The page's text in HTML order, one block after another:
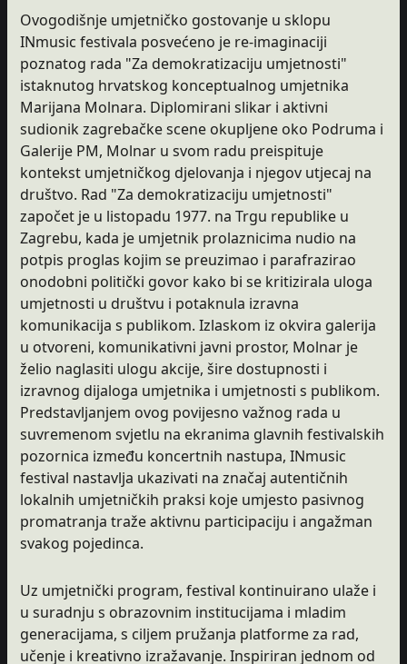
Ovogodišnje umjetničko gostovanje u sklopu
INmusic festivala posvećeno je re-imaginaciji
poznatog rada "Za demokratizaciju umjetnosti"
istaknutog hrvatskog konceptualnog umjetnika
Marijana Molnara. Diplomirani slikar i aktivni
sudionik zagrebačke scene okupljene oko Podruma i
Galerije PM, Molnar u svom radu preispituje
kontekst umjetničkog djelovanja i njegov utjecaj na
društvo. Rad "Za demokratizaciju umjetnosti"
započet je u listopadu 1977. na Trgu republike u
Zagrebu, kada je umjetnik prolaznicima nudio na
potpis proglas kojim se preuzimao i parafrazirao
onodobni politički govor kako bi se kritizirala uloga
umjetnosti u društvu i potaknula izravna
komunikacija s publikom. Izlaskom iz okvira galerija
u otvoreni, komunikativni javni prostor, Molnar je
želio naglasiti ulogu akcije, šire dostupnosti i
izravnog dijaloga umjetnika i umjetnosti s publikom.
Predstavljanjem ovog povijesno važnog rada u
suvremenom svjetlu na ekranima glavnih festivalskih
pozornica između koncertnih nastupa, INmusic
festival nastavlja ukazivati na značaj autentičnih
lokalnih umjetničkih praksi koje umjesto pasivnog
promatranja traže aktivnu participaciju i angažman
svakog pojedinca.
Uz umjetnički program, festival kontinuirano ulaže i
u suradnju s obrazovnim institucijama i mladim
generacijama, s ciljem pružanja platforme za rad,
učenje i kreativno izražavanje. Inspiriran jednom od